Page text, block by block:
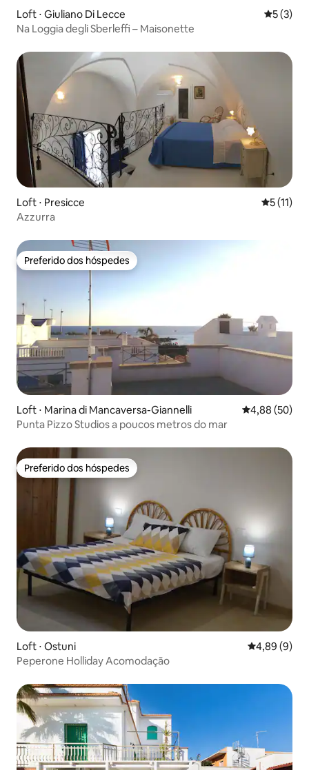
Loft ⋅ Giuliano Di Lecce 5 de
5 (3)
Na Loggia degli Sberleffi – Maisonette
Loft ⋅ Presicce 5 de uma
5 (11)
Azzurra
Preferido dos hóspedes
Preferido dos hóspedes
Loft ⋅ Marina di Mancaversa-Giannelli 4,88 de uma
4,88 (50)
Punta Pizzo Studios a poucos metros do mar
Preferido dos hóspedes
Preferido dos hóspedes
Loft ⋅ Ostuni 4,89 de uma
4,89 (9)
Peperone Holliday Acomodação